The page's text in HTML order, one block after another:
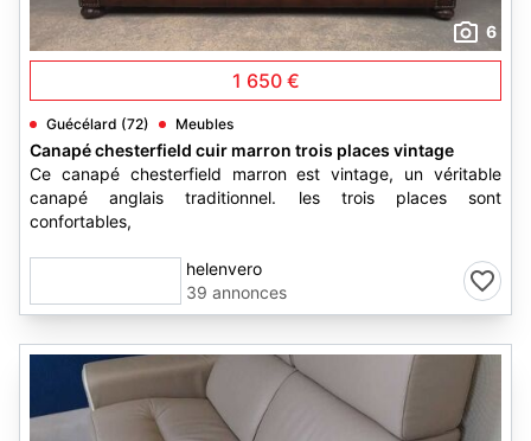
6
1 650 €
Guécélard (72) Meubles
Canapé chesterfield cuir marron trois places vintage
Ce canapé chesterfield marron est vintage, un véritable
canapé anglais traditionnel. les trois places sont
confortables,
helenvero
39 annonces